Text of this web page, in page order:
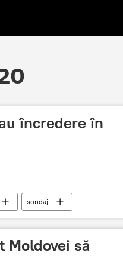
încredere în
sondaj
să